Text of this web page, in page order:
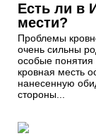
Есть ли в
мести?
Проблемы
очень сильны
особые понятия
кровная месть
нанесенную
стороны...